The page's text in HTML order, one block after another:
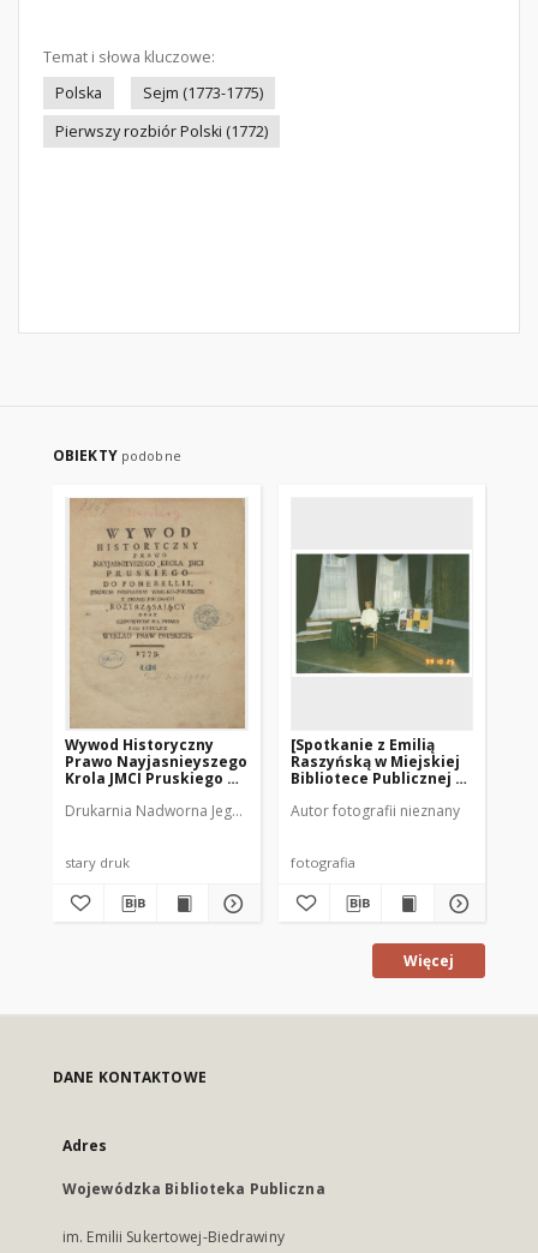
Temat i słowa kluczowe:
Polska
Sejm (1773-1775)
Pierwszy rozbiór Polski (1772)
OBIEKTY podobne
Wywod Historyczny
Prawo Nayjasnieyszego
Krola JMCI Pruskiego Do
Powiatow Wielko-
Oraz Odpowiedz Na
Wykład Praw Pruskich
Drukarnia Nadworna Jego Królewskiej Mości (Warszawa). Druk.
stary druk
[Spotkanie z Emilią
Raszyńską w Miejskiej
Bibliotece Publicznej w
Autor fotografii nieznany
fotografia
Więcej
DANE KONTAKTOWE
Adres
Wojewódzka Biblioteka Publiczna
im. Emilii Sukertowej-Biedrawiny